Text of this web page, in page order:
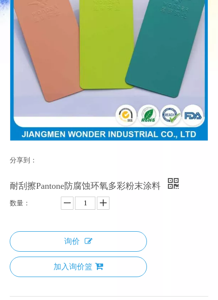
分享到：
耐刮擦Pantone防腐蚀环氧多彩粉末涂料
数量：
询价
加入询价篮